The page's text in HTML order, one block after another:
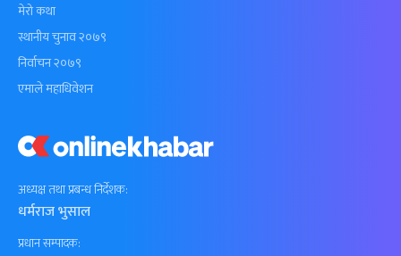
अध्यक्ष तथा प्रबन्ध निर्देशक:
धर्मराज भुसाल
प्रधान सम्पादक:
मेरो कथा
स्थानीय चुनाव २०७९
निर्वाचन २०७९
एमाले महाधिवेशन